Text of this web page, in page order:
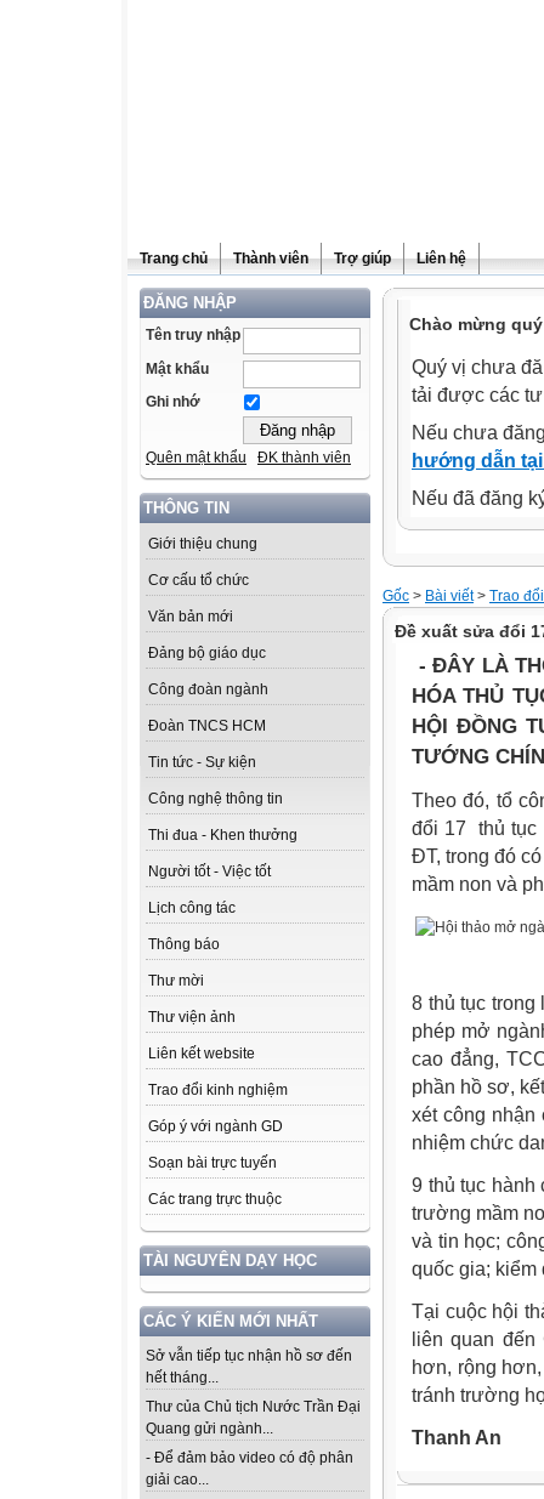
Trang chủ Thành viên Trợ giúp Liên hệ
ĐĂNG NHẬP
Tên truy nhập
Mật khẩu
Ghi nhớ
Quên mật khẩu ĐK thành viên
THÔNG TIN
Giới thiệu chung
Cơ cấu tổ chức
Văn bản mới
Đảng bộ giáo dục
Công đoàn ngành
Đoàn TNCS HCM
Tin tức - Sự kiện
Công nghệ thông tin
Thi đua - Khen thưởng
Người tốt - Việc tốt
Lịch công tác
Thông báo
Thư mời
Thư viện ảnh
Liên kết website
Trao đổi kinh nghiệm
Góp ý với ngành GD
Soạn bài trực tuyến
Các trang trực thuộc
TÀI NGUYÊN DẠY HỌC
CÁC Ý KIẾN MỚI NHẤT
Sở vẫn tiếp tục nhận hồ sơ đến
hết tháng...
Thư của Chủ tịch Nước Trần Đại
Quang gửi ngành...
- Để đảm bảo video có độ phân
giải cao...
Chào mừng
Quý vị chưa
tải được các
Nếu chưa
hướng dẫn
Nếu đã đăng
Gốc > Bài viết> Trao
Đề xuất sửa đổi
- ĐÂY LÀ
HÓA THỦ
HỘI ĐỒNG
TƯỚNG
Theo đó, tổ
đổi 17 thủ tục
ĐT, trong đó
mầm non và
8 thủ tục trong
phép mở
cao đẳng,
phần hồ sơ,
xét công
nhiệm chức
9 thủ tục hành
trường mầm
và tin học;
quốc gia; kiểm
Tại cuộc hội
liên quan
hơn, rộng
tránh trường
Thanh An